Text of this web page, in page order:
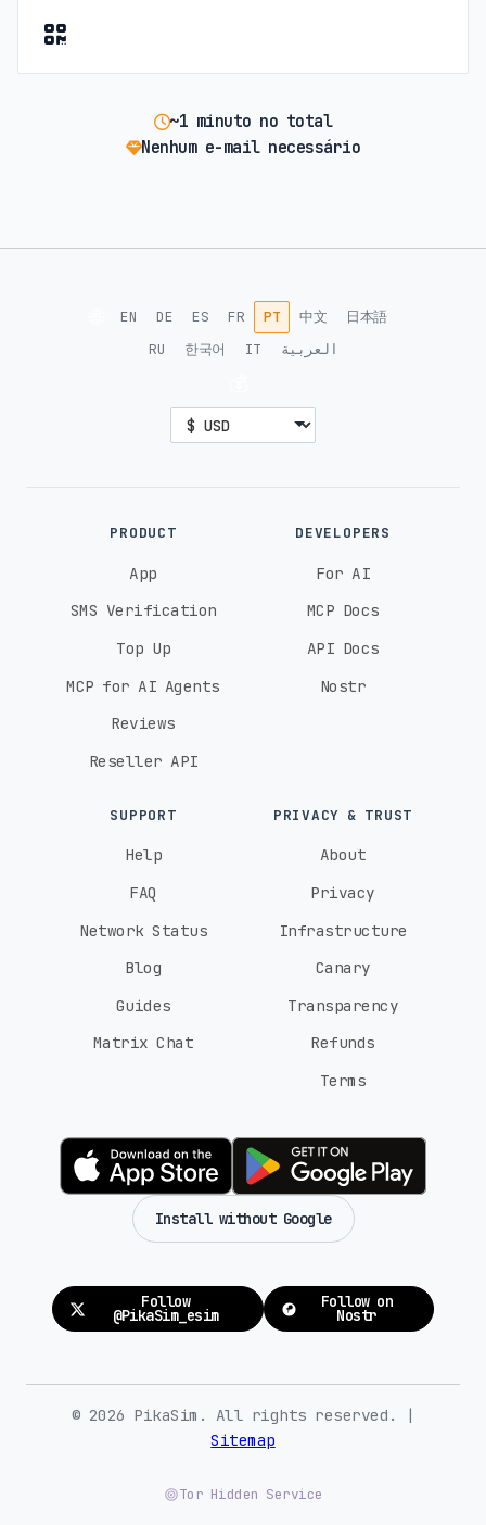
~1 minuto no total
Nenhum e-mail necessário
EN DE ES FR PT 中文
日本語
RU
한국어 IT العربية
PRODUCT
App
SMS Verification
Top Up
MCP for AI Agents
Reviews
Reseller API
DEVELOPERS
For AI
MCP Docs
API Docs
Nostr
SUPPORT
Help
FAQ
Network Status
Blog
Guides
Matrix Chat
PRIVACY & TRUST
About
Privacy
Infrastructure
Canary
Transparency
Refunds
Terms
Install without Google
Follow
@PikaSim_esim
Follow on
Nostr
© 2026 PikaSim. All rights reserved. |
Sitemap
Tor Hidden Service